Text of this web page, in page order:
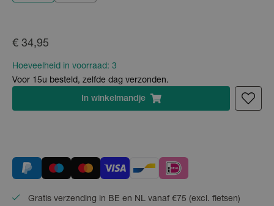
€ 34,95
Hoeveelheid in voorraad: 3
Voor 15u besteld, zelfde dag verzonden.
In winkelmandje
Gratis verzending in BE en NL vanaf €75 (excl. fietsen)